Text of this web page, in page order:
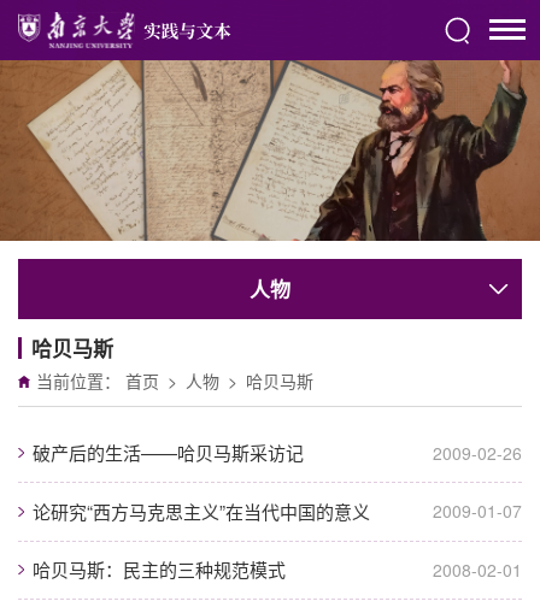
人物
哈贝马斯
当前位置： 首页 > 人物 > 哈贝马斯
破产后的生活——哈贝马斯采访记 2009-02-26
论研究“西方马克思主义”在当代中国的意义 2009-01-07
哈贝马斯：民主的三种规范模式 2008-02-01